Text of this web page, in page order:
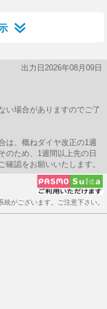
出力日2026年08月09日
場合がありますのでご了
は、概ねダイヤ改正の1週
のため、1週間以上先の日
認をお願いいたします。
がございます。ご注意下さい。